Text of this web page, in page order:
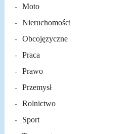
Moto
Nieruchomości
Obcojęzyczne
Praca
Prawo
Przemysł
Rolnictwo
Sport